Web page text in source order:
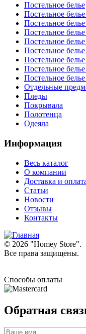
Постельное белье
Постельное
Постельное
Постельное
Постельное
Постельное
Постельное белье
Постельное
Постельное белье
Отдельные
Пледы
Покрывала
Полотенца
Одеяла
Информация
Весь каталог
О компании
Доставка и
Статьи
Новости
Отзывы
Контакты
© 2026 "Homey Store".
Все права защищены.
Способы оплаты
Обратная